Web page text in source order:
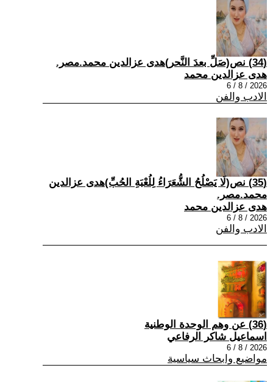
(34) نص(صَلِّ بعدَ النَّحر)هدى عزالدين محمد.مصر.
هدى عزالدين محمد
2026 / 8 / 6
الادب والفن
(35) نص(لَا يَصْلُحُ الشُّعَرَاءُ لِلُعْبَةِ الحُبِّ)هدى عزالدين
محمد.مصر.
هدى عزالدين محمد
2026 / 8 / 6
الادب والفن
(36) عن وهم الوحدة الوطنية
اسماعيل شاكر الرفاعي
2026 / 8 / 6
مواضيع وابحاث سياسية